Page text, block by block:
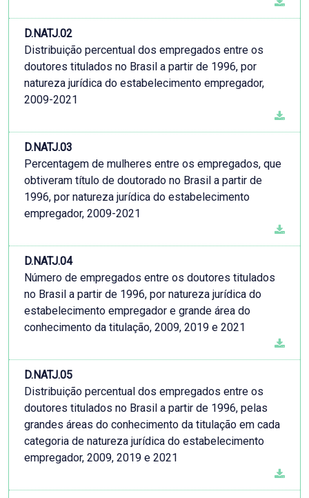
D.NATJ.02
Distribuição percentual dos empregados entre os
doutores titulados no Brasil a partir de 1996, por
natureza jurídica do estabelecimento empregador,
2009-2021
D.NATJ.03
Percentagem de mulheres entre os empregados, que
obtiveram título de doutorado no Brasil a partir de
1996, por natureza jurídica do estabelecimento
empregador, 2009-2021
D.NATJ.04
Número de empregados entre os doutores titulados
no Brasil a partir de 1996, por natureza jurídica do
estabelecimento empregador e grande área do
conhecimento da titulação, 2009, 2019 e 2021
D.NATJ.05
Distribuição percentual dos empregados entre os
doutores titulados no Brasil a partir de 1996, pelas
grandes áreas do conhecimento da titulação em cada
categoria de natureza jurídica do estabelecimento
empregador, 2009, 2019 e 2021